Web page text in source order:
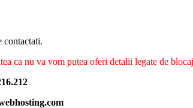
contactati.
ca nu va vom putea oferi detalii legate de blocaj